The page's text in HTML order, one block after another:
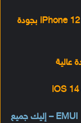
تحميل الخلفيات الرسمية لهاتف iPhone 12 Pro بجودة
هواوي تكشف النقاب عن تحديث EMUI 11 – إليك جميع